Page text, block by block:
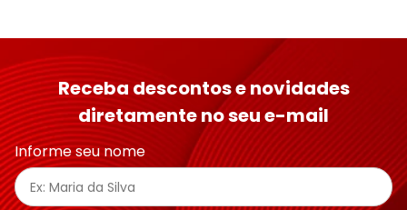
Receba descontos e novidades
diretamente no seu e-mail
Informe seu nome